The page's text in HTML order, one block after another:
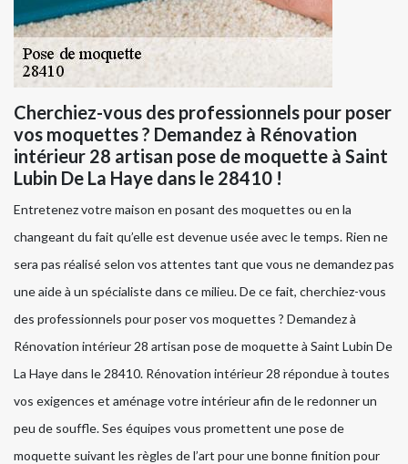
Cherchiez-vous des professionnels pour poser
vos moquettes ? Demandez à Rénovation
intérieur 28 artisan pose de moquette à Saint
Lubin De La Haye dans le 28410 !
Entretenez votre maison en posant des moquettes ou en la
changeant du fait qu’elle est devenue usée avec le temps. Rien ne
sera pas réalisé selon vos attentes tant que vous ne demandez pas
une aide à un spécialiste dans ce milieu. De ce fait, cherchiez-vous
des professionnels pour poser vos moquettes ? Demandez à
Rénovation intérieur 28 artisan pose de moquette à Saint Lubin De
La Haye dans le 28410. Rénovation intérieur 28 répondue à toutes
vos exigences et aménage votre intérieur afin de le redonner un
peu de souffle. Ses équipes vous promettent une pose de
moquette suivant les règles de l’art pour une bonne finition pour